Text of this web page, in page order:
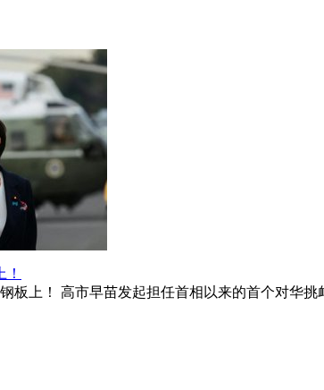
板上！ 高市早苗发起担任首相以来的首个对华